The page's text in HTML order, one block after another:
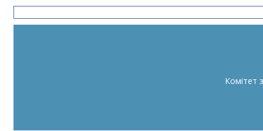
Комітет